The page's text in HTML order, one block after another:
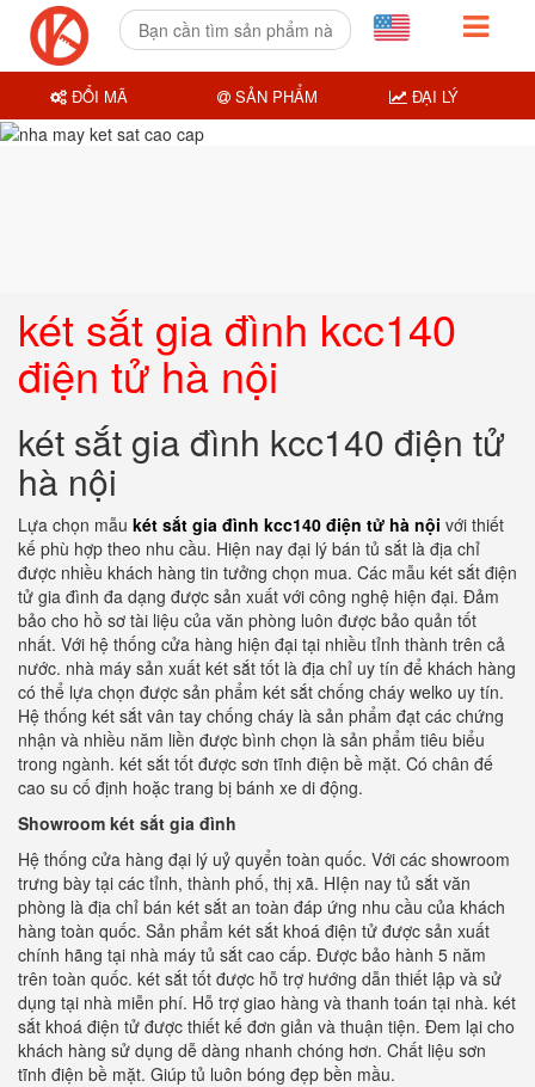
két sắt gia đình kcc140
điện tử hà nội
két sắt gia đình kcc140 điện tử
hà nội
Lựa chọn mẫu két sắt gia đình kcc140 điện tử hà nội với thiết
kế phù hợp theo nhu cầu. Hiện nay đại lý bán tủ sắt là địa chỉ
được nhiều khách hàng tin tưởng chọn mua. Các mẫu két sắt điện
tử gia đình đa dạng được sản xuất với công nghệ hiện đại. Đảm
bảo cho hồ sơ tài liệu của văn phòng luôn được bảo quản tốt
nhất. Với hệ thống cửa hàng hiện đại tại nhiều tỉnh thành trên cả
nước. nhà máy sản xuất két sắt tốt là địa chỉ uy tín để khách hàng
có thể lựa chọn được sản phẩm két sắt chống cháy welko uy tín.
Hệ thống két sắt vân tay chống cháy là sản phẩm đạt các chứng
nhận và nhiều năm liền được bình chọn là sản phẩm tiêu biểu
trong ngành. két sắt tốt được sơn tĩnh điện bề mặt. Có chân đế
cao su cố định hoặc trang bị bánh xe di động.
Showroom két sắt gia đình
Hệ thống cửa hàng đại lý uỷ quyển toàn quốc. Với các showroom
trưng bày tại các tỉnh, thành phố, thị xã. HIện nay tủ sắt văn
phòng là địa chỉ bán két sắt an toàn đáp ứng nhu cầu của khách
hàng toàn quốc. Sản phẩm két sắt khoá điện tử được sản xuất
chính hãng tại nhà máy tủ sắt cao cấp. Được bảo hành 5 năm
trên toàn quốc. két sắt tốt được hỗ trợ hướng dẫn thiết lập và sử
dụng tại nhà miễn phí. Hỗ trợ giao hàng và thanh toán tại nhà. két
sắt khoá điện tử được thiết kế đơn giản và thuận tiện. Đem lại cho
khách hàng sử dụng dễ dàng nhanh chóng hơn. Chất liệu sơn
tĩnh điện bề mặt. Giúp tủ luôn bóng đẹp bền mầu.
ĐỔI MÃ SẢN PHẨM ĐẠI LÝ